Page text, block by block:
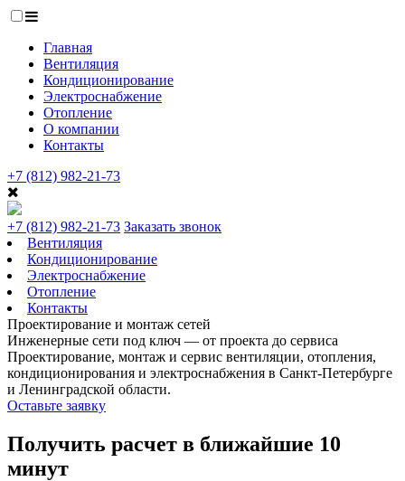
Главная
Вентиляция
Кондиционирование
Электроснабжение
Отопление
О компании
Контакты
+7 (812) 982-21-73
+7 (812) 982-21-73 Заказать звонок
Вентиляция
Кондиционирование
Электроснабжение
Отопление
Контакты
Проектирование и монтаж сетей
Инженерные сети под ключ — от проекта до сервиса
Проектирование, монтаж и сервис вентиляции, отопления,
кондиционирования и электроснабжения в Санкт-Петербурге
и Ленинградской области.
Оставьте заявку
Получить расчет в ближайшие 10
минут